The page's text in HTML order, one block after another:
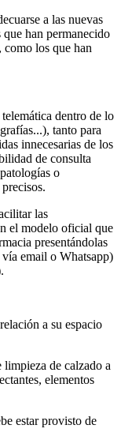
a las nuevas
han permanecido
los que han
dentro de lo
tanto para
innecesarias de los
de consulta
o
las
el modelo oficial que
presentándolas
email o Whatsapp)
a su espacio
limpieza de calzado a
elementos
estar provisto de